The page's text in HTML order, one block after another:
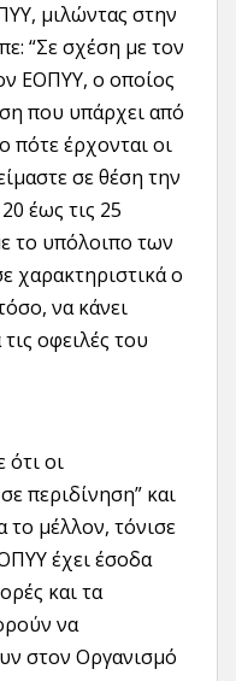
μιλώντας στην
“Σε σχέση με τον
ΕΟΠΥΥ, ο οποίος
που υπάρχει από
πότε έρχονται οι
σε θέση την
έως τις 25
το υπόλοιπο των
χαρακτηριστικά ο
να κάνει
οφειλές του
οι
περιδίνηση” και
το μέλλον, τόνισε
έχει έσοδα
και τα
να
στον Οργανισμό